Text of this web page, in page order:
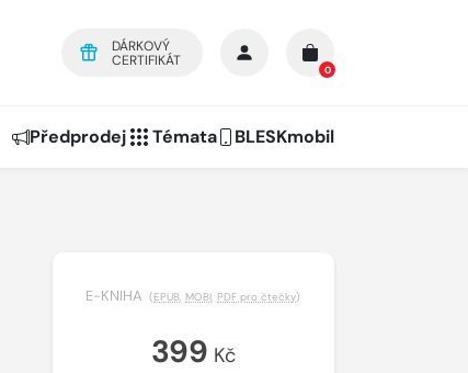
DÁRKOVÝ
CERTIFIKÁT
0
Předprodej Témata BLESKmobil
E-KNIHA (EPUB, MOBI, PDF pro čtečky)
399 Kč